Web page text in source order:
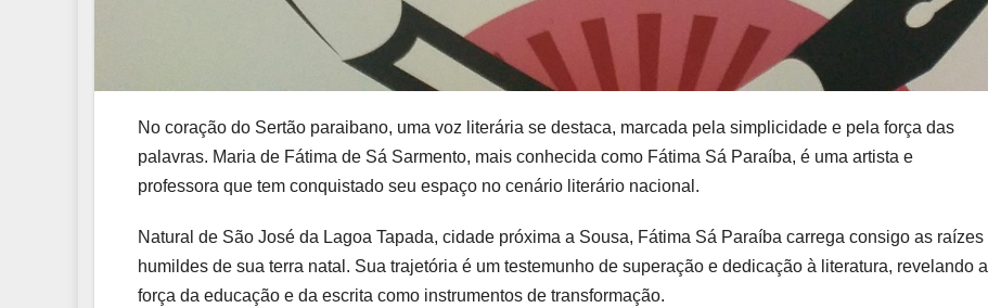
No coração do Sertão paraibano, uma voz literária se destaca, marcada pela simplicidade e pela força das
palavras. Maria de Fátima de Sá Sarmento, mais conhecida como Fátima Sá Paraíba, é uma artista e
professora que tem conquistado seu espaço no cenário literário nacional.
Natural de São José da Lagoa Tapada, cidade próxima a Sousa, Fátima Sá Paraíba carrega consigo as raízes
humildes de sua terra natal. Sua trajetória é um testemunho de superação e dedicação à literatura, revelando a
força da educação e da escrita como instrumentos de transformação.